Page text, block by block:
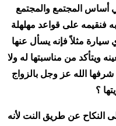
أساس المجتمع والمجتمع
فنقيمه على قواعد مهلهلة
سيارة مثلاً فإنه يسأل عنها
ويتأكد من مناسبتها له ولا
الله عز وجل بالزواج
؟
النكاح عن طريق النت لأنه